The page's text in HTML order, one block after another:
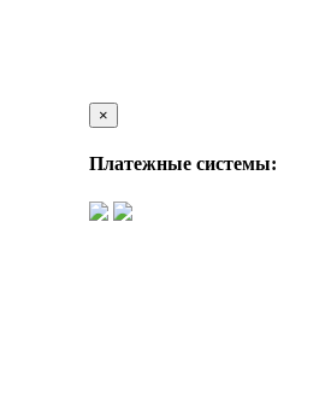
×
Платежные системы: